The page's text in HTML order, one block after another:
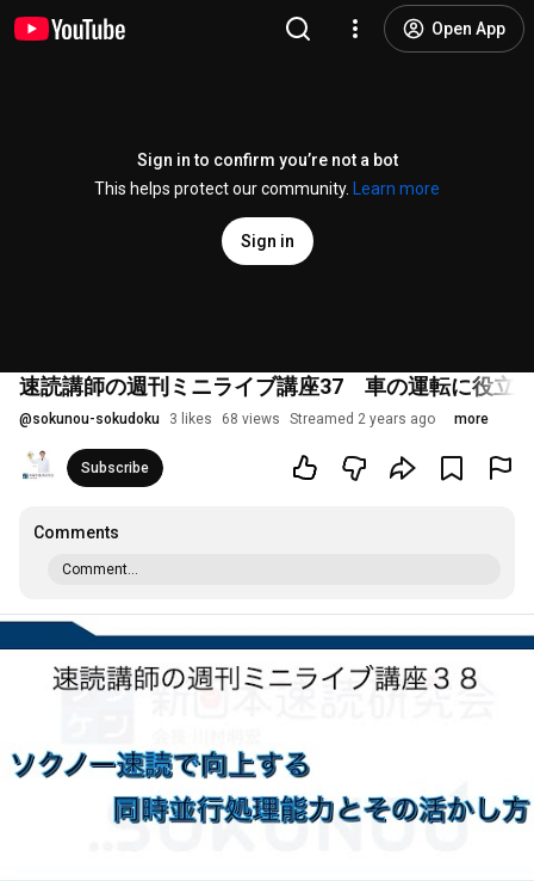
Open App
Sign in to confirm you’re not a bot
This helps protect our community.
Learn more
Sign in
速読講師の週刊ミニライブ講座37 車の運転に役立
@sokunou-sokudoku 3 likes 68 views Streamed 2 years ago more
Subscribe
Comments
Comment...